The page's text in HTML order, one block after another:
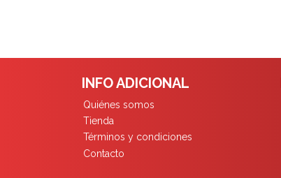
INFO ADICIONAL
Quiénes somos
Tienda
Términos y condiciones
Contacto